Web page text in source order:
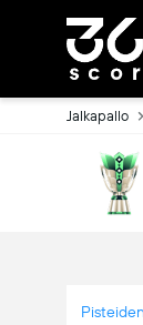
Jalkapallo